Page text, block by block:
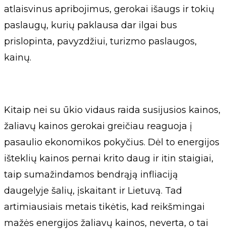
atlaisvinus apribojimus, gerokai išaugs ir tokių
paslaugų, kurių paklausa dar ilgai bus
prislopinta, pavyzdžiui, turizmo paslaugos,
kainų.
Kitaip nei su ūkio vidaus raida susijusios kainos,
žaliavų kainos gerokai greičiau reaguoja į
pasaulio ekonomikos pokyčius. Dėl to energijos
išteklių kainos pernai krito daug ir itin staigiai,
taip sumažindamos bendrąją infliaciją
daugelyje šalių, įskaitant ir Lietuvą. Tad
artimiausiais metais tikėtis, kad reikšmingai
mažės energijos žaliavų kainos, neverta, o tai